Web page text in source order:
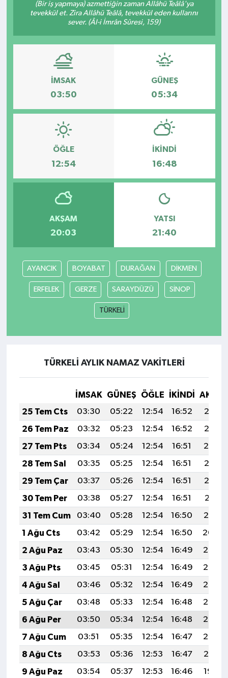
(Bir iş yapmaya) azmettiğin zaman Allâhü Teâlâ'ya
tevekkül et. Zira Allâhü Teâlâ, tevekkül eden kullarını
sever. (Âl-i İmrân Sûresi, 159)
İMSAK
03:50
GÜNEŞ
05:34
ÖĞLE
12:54
İKINDI
16:48
AKŞAM
20:03
YATSI
21:40
AYANCIK BOYABAT DURAĞAN DİKMEN
ERFELEK GERZE SARAYDÜZÜ SİNOP
TÜRKELİ
TÜRKELİ AYLIK NAMAZ VAKITLERI
İMSAK GÜNEŞ ÖĞLE İKINDI
25 Tem Cts
03:30 05:22 12:54 16:52
20:16
26 Tem Paz
03:32 05:23 12:54 16:52
20:15
27 Tem Pts
03:34 05:24 12:54 16:51
20:14
28 Tem Sal
03:35 05:25 12:54 16:51
20:13
29 Tem Çar
03:37 05:26 12:54 16:51
20:12
30 Tem Per
03:38 05:27 12:54 16:51
20:11
31 Tem Cum
03:40 05:28 12:54 16:50
20:10
1 Ağu Cts
03:42 05:29 12:54 16:50
20:09
2 Ağu Paz
03:43 05:30 12:54 16:49
20:08
3 Ağu Pts
03:45 05:31 12:54 16:49
20:07
4 Ağu Sal
03:46 05:32 12:54 16:49
20:06
5 Ağu Çar
03:48 05:33 12:54 16:48
20:05
6 Ağu Per
03:50 05:34 12:54 16:48
20:03
7 Ağu Cum
03:51 05:35 12:54 16:47
20:02
8 Ağu Cts
03:53 05:36 12:53 16:47
20:01
9 Ağu Paz
03:54 05:37 12:53 16:46
19:59
Kültür - Sanat
Yaşam